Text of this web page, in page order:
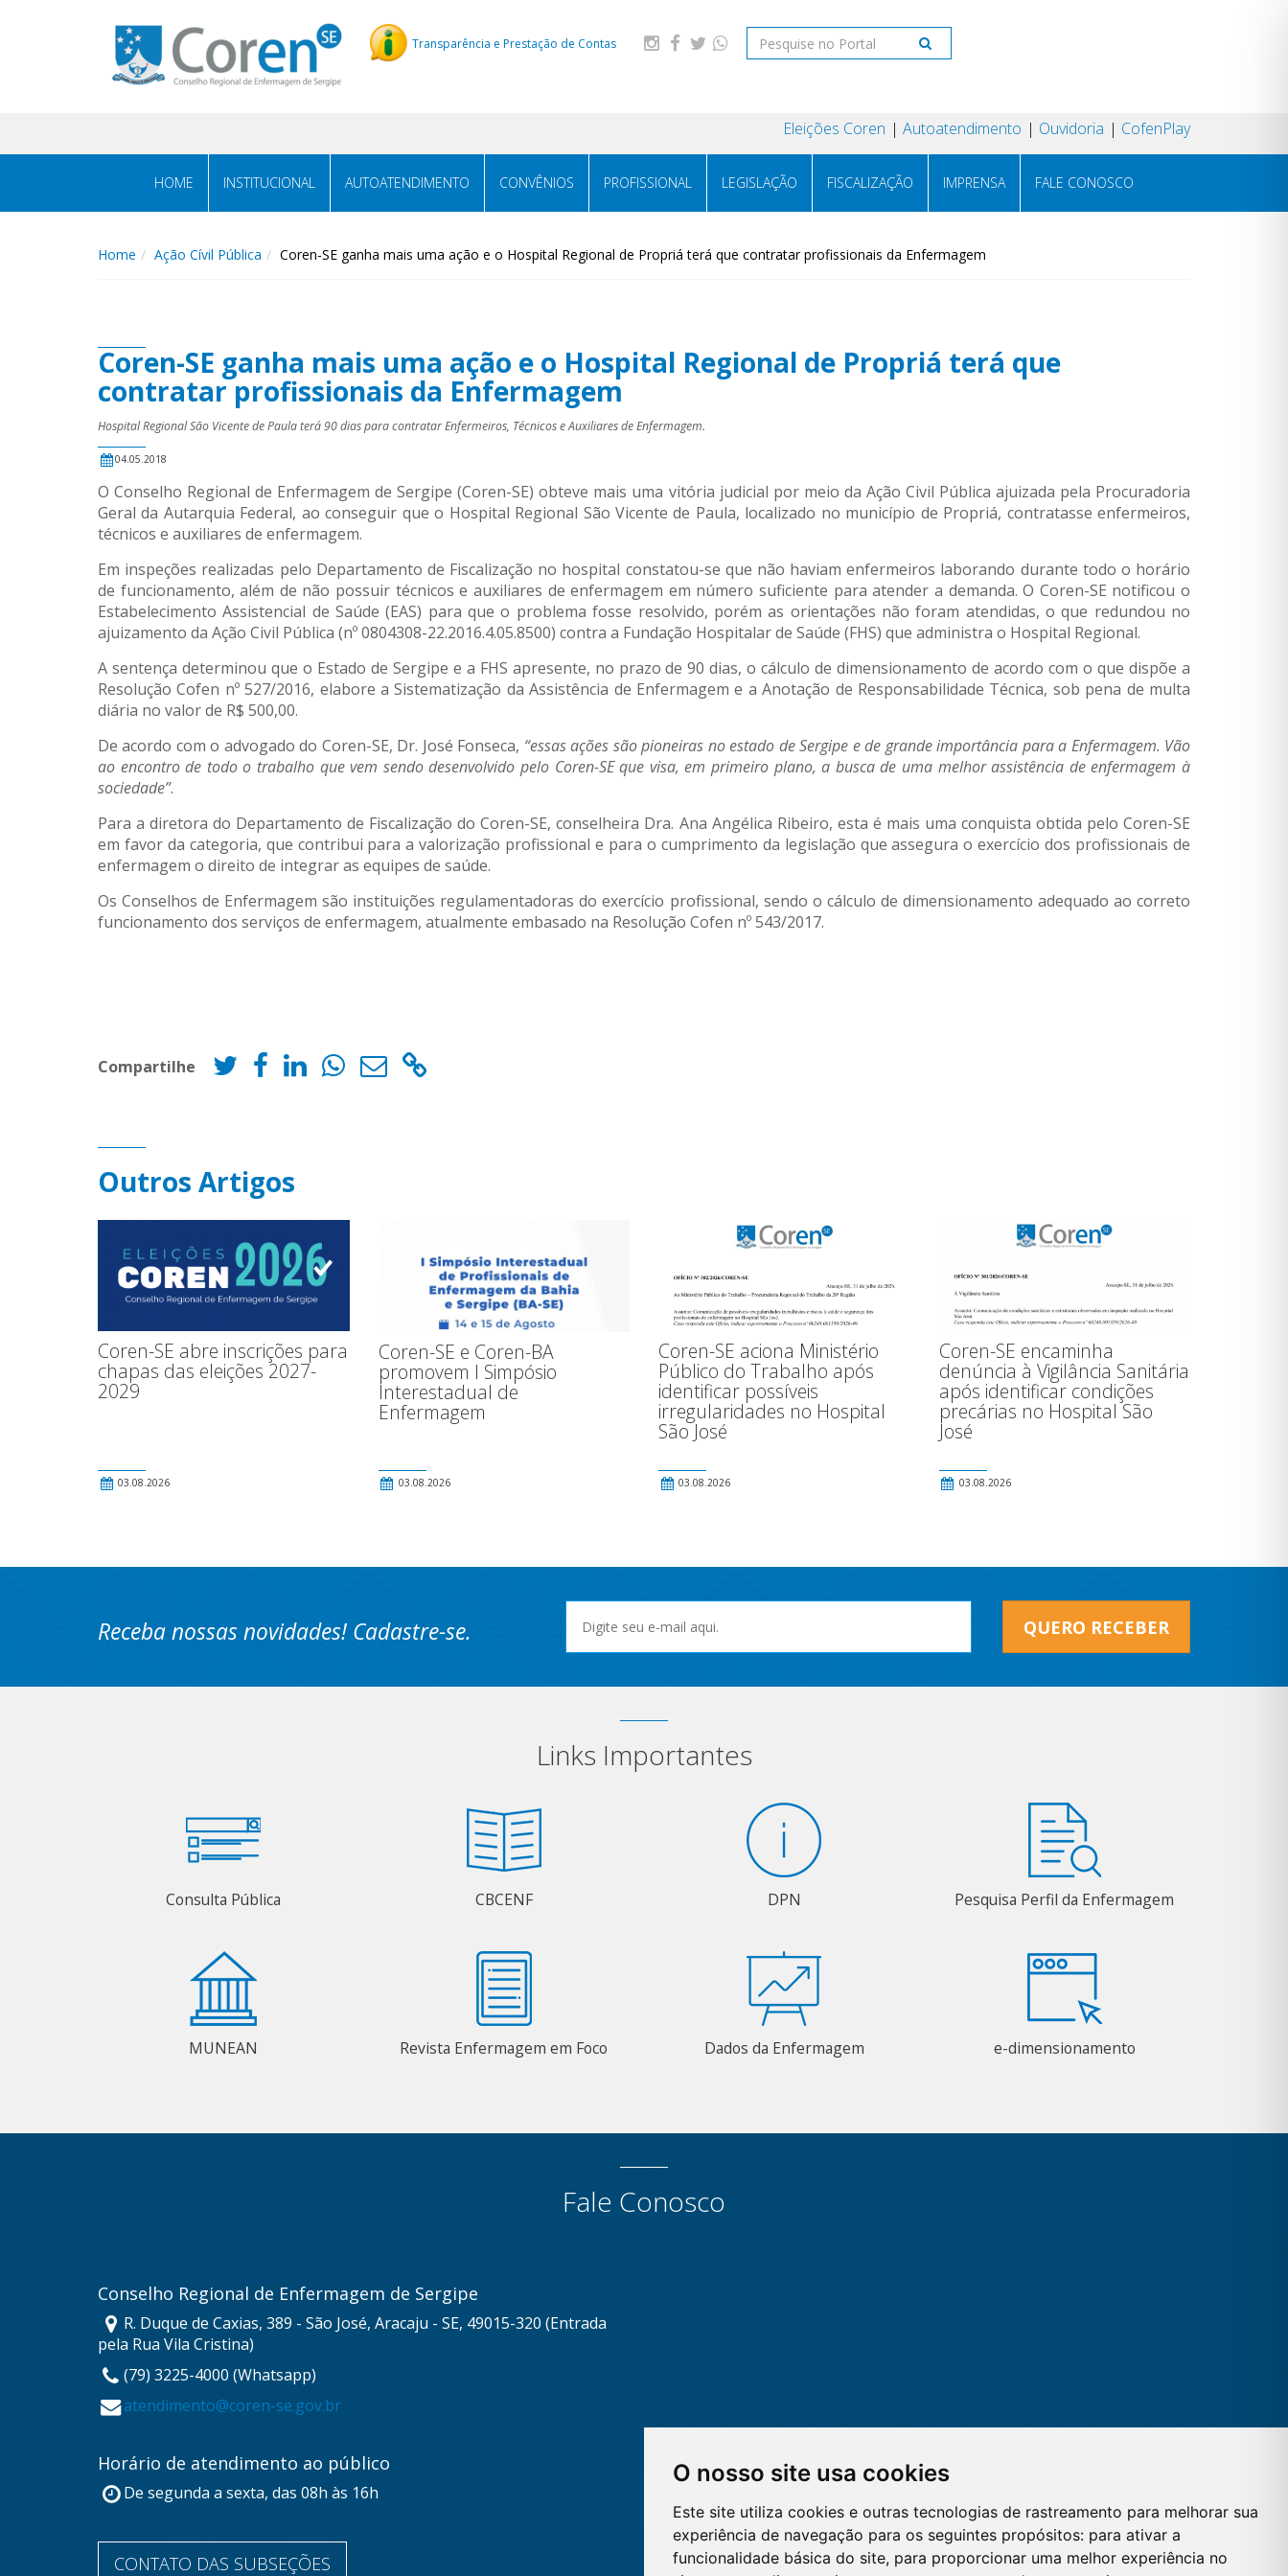
O nosso site usa cookies
Este site utiliza cookies e outras tecnologias de rastreamento para melhorar sua
experiência de navegação para os seguintes propósitos: para ativar a
funcionalidade básica do site, para proporcionar uma melhor experiência no
Transparência e Prestação de Contas
Eleições Coren Autoatendimento Ouvidoria CofenPlay
HOME INSTITUCIONAL AUTOATENDIMENTO CONVÊNIOS PROFISSIONAL LEGISLAÇÃO FISCALIZAÇÃO IMPRENSA FALE CONOSCO
Home Ação Cívil Pública Coren-SE ganha mais uma ação e o Hospital Regional de Propriá terá que contratar profissionais da Enfermagem
Coren-SE ganha mais uma ação e o Hospital Regional de Propriá terá que
contratar profissionais da Enfermagem
Hospital Regional São Vicente de Paula terá 90 dias para contratar Enfermeiros, Técnicos e Auxiliares de Enfermagem.
04.05.2018
O Conselho Regional de Enfermagem de Sergipe (Coren-SE) obteve mais uma vitória judicial por meio da Ação Civil Pública ajuizada pela Procuradoria
Geral da Autarquia Federal, ao conseguir que o Hospital Regional São Vicente de Paula, localizado no município de Propriá, contratasse enfermeiros,
técnicos e auxiliares de enfermagem.
Em inspeções realizadas pelo Departamento de Fiscalização no hospital constatou-se que não haviam enfermeiros laborando durante todo o horário
de funcionamento, além de não possuir técnicos e auxiliares de enfermagem em número suficiente para atender a demanda. O Coren-SE notificou o
Estabelecimento Assistencial de Saúde (EAS) para que o problema fosse resolvido, porém as orientações não foram atendidas, o que redundou no
ajuizamento da Ação Civil Pública (nº 0804308-22.2016.4.05.8500) contra a Fundação Hospitalar de Saúde (FHS) que administra o Hospital Regional.
A sentença determinou que o Estado de Sergipe e a FHS apresente, no prazo de 90 dias, o cálculo de dimensionamento de acordo com o que dispõe a
Resolução Cofen nº 527/2016, elabore a Sistematização da Assistência de Enfermagem e a Anotação de Responsabilidade Técnica, sob pena de multa
diária no valor de R$ 500,00.
De acordo com o advogado do Coren-SE, Dr. José Fonseca, “essas ações são pioneiras no estado de Sergipe e de grande importância para a Enfermagem. Vão
ao encontro de todo o trabalho que vem sendo desenvolvido pelo Coren-SE que visa, em primeiro plano, a busca de uma melhor assistência de enfermagem à
sociedade”.
Para a diretora do Departamento de Fiscalização do Coren-SE, conselheira Dra. Ana Angélica Ribeiro, esta é mais uma conquista obtida pelo Coren-SE
em favor da categoria, que contribui para a valorização profissional e para o cumprimento da legislação que assegura o exercício dos profissionais de
enfermagem o direito de integrar as equipes de saúde.
Os Conselhos de Enfermagem são instituições regulamentadoras do exercício profissional, sendo o cálculo de dimensionamento adequado ao correto
funcionamento dos serviços de enfermagem, atualmente embasado na Resolução Cofen nº 543/2017.
Compartilhe
Outros Artigos
Coren-SE abre inscrições para
chapas das eleições 2027-
2029
03.08.2026
Coren-SE e Coren-BA
promovem I Simpósio
Interestadual de
Enfermagem
03.08.2026
Coren-SE aciona Ministério
Público do Trabalho após
identificar possíveis
irregularidades no Hospital
São José
03.08.2026
Coren-SE encaminha
denúncia à Vigilância Sanitária
após identificar condições
precárias no Hospital São
José
03.08.2026
Receba nossas novidades! Cadastre-se. QUERO RECEBER
Links Importantes
Consulta Pública CBCENF DPN Pesquisa Perfil da Enfermagem
MUNEAN Revista Enfermagem em Foco Dados da Enfermagem e-dimensionamento
Fale Conosco
Conselho Regional de Enfermagem de Sergipe
R. Duque de Caxias, 389 - São José, Aracaju - SE, 49015-320 (Entrada
pela Rua Vila Cristina)
(79) 3225-4000 (Whatsapp)
atendimento@coren-se.gov.br
Horário de atendimento ao público
De segunda a sexta, das 08h às 16h
CONTATO DAS SUBSEÇÕES